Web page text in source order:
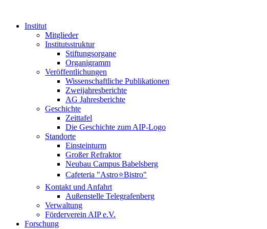
Institut
Mitglieder
Institutsstruktur
Stiftungsorgane
Organigramm
Veröffentlichungen
Wissenschaftliche Publikationen
Zweijahresberichte
AG Jahresberichte
Geschichte
Zeittafel
Die Geschichte zum AIP-Logo
Standorte
Einsteinturm
Großer Refraktor
Neubau Campus Babelsberg
Cafeteria "Astro⭐Bistro"
Kontakt und Anfahrt
Außenstelle Telegrafenberg
Verwaltung
Förderverein AIP e.V.
Forschung